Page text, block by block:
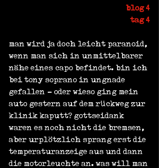
blog 4
tag 4
man wird ja doch leicht paranoid,
wenn man sich in unmittelbarer
nähe eines capo befindet. bin ich
bei tony soprano in ungnade
gefallen - oder wieso ging mein
auto gestern auf dem rückweg zur
klinik kaputt? gottseidank
waren es noch nicht die bremsen,
aber urplötzlich sprang erst die
temperaturanzeige aus und dann
die motorleuchte an. was will man